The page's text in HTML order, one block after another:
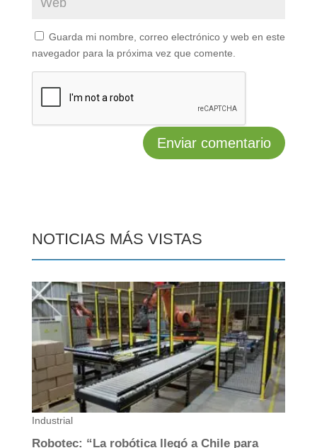
Guarda mi nombre, correo electrónico y web en este
navegador para la próxima vez que comente.
NOTICIAS MÁS VISTAS